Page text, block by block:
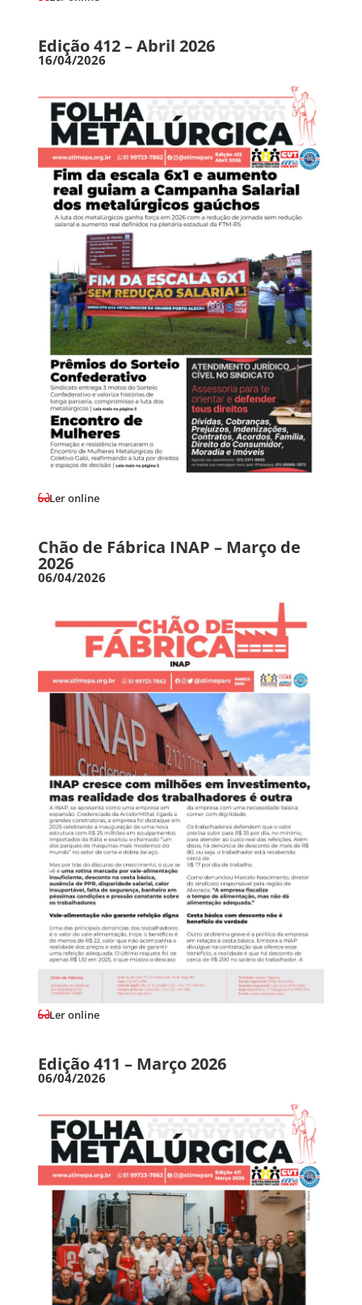
Edição 412 – Abril 2026
16/04/2026
Ler online
Chão de Fábrica INAP – Março de
2026
06/04/2026
Ler online
Edição 411 – Março 2026
06/04/2026